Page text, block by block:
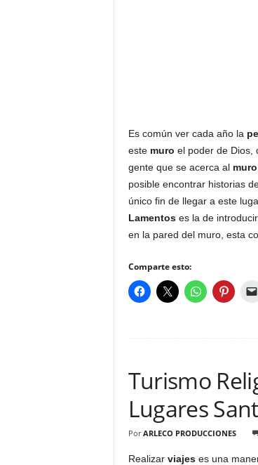
Es común ver cada año la
este muro el poder de Dios,
gente que se acerca al muro
posible encontrar historias
único fin de llegar a este
Lamentoses la de
en la pared del muro, esta
Comparte esto:
Turismo
Lugares
Por ARLECO PRODUCCIONES
Realizar viajeses una